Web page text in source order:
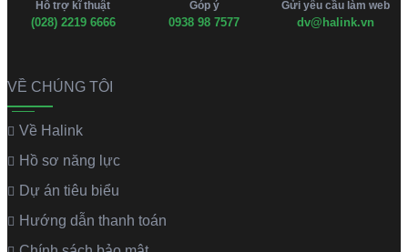
Hỗ trợ kĩ thuật
(028) 2219 6666
Góp ý
0938 98 7577
Gửi yêu cầu làm web
dv@halink.vn
VỀ CHÚNG TÔI
Về Halink
Hồ sơ năng lực
Dự án tiêu biểu
Hướng dẫn thanh toán